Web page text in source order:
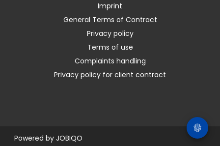
Imprint
General Terms of Contract
Privacy policy
Terms of use
Complaints handling
Privacy policy for client contract
Powered by JOBIQO